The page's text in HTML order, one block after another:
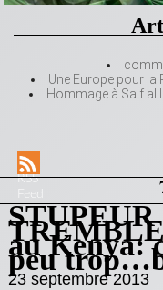
Une Europe pour la
Hommage à Saif al
RSS
Feed
STUPEUR
au Kenya:
peu
23 septembre 2013